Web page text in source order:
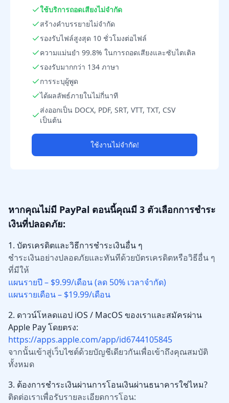
ใช้บริการถอดเสียงไม่จำกัด
สร้างคำบรรยายไม่จำกัด
รองรับไฟล์สูงสุด 10 ชั่วโมงต่อไฟล์
ความแม่นยำ 99.8% ในการถอดเสียงและซับไตเติล
รองรับมากกว่า 134 ภาษา
การระบุผู้พูด
ได้ผลลัพธ์ภายในไม่กี่นาที
ส่งออกเป็น DOCX, PDF, SRT, VTT, TXT, CSV
เป็นต้น
ใช้งานไม่จำกัด!
หากคุณไม่มี PayPal ตอนนี้คุณมี 3 ตัวเลือกการชำระ
เงินที่ปลอดภัย:
1. บัตรเครดิตและวิธีการชำระเงินอื่น ๆ
ชำระเงินอย่างปลอดภัยและทันทีด้วยบัตรเครดิตหรือวิธีอื่น ๆ
ที่มีให้
แผนรายปี – $9.99/เดือน (ลด 50% เวลาจำกัด)
แผนรายเดือน – $19.99/เดือน
2. ดาวน์โหลดแอป iOS / MacOS ของเราและสมัครผ่าน
Apple Pay โดยตรง:
https://apps.apple.com/app/id6744105845
จากนั้นเข้าสู่เว็บไซต์ด้วยบัญชีเดียวกันเพื่อเข้าถึงคุณสมบัติ
ทั้งหมด
3. ต้องการชำระเงินผ่านการโอนเงินผ่านธนาคารใช่ไหม?
ติดต่อเราเพื่อรับรายละเอียดการโอน: